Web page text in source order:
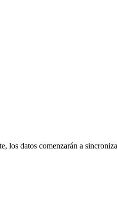
los datos comenzarán a